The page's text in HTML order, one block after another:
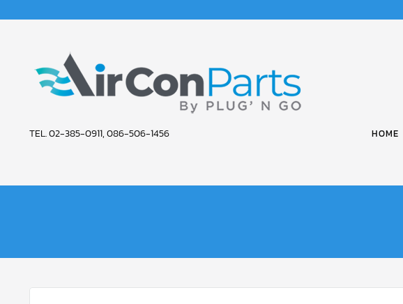
to
AIR
PARTS
TEL. 02-385-0911, 086-506-1456 HOME